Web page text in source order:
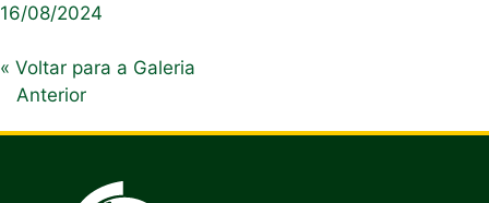
16/08/2024
« Voltar para a Galeria
Anterior